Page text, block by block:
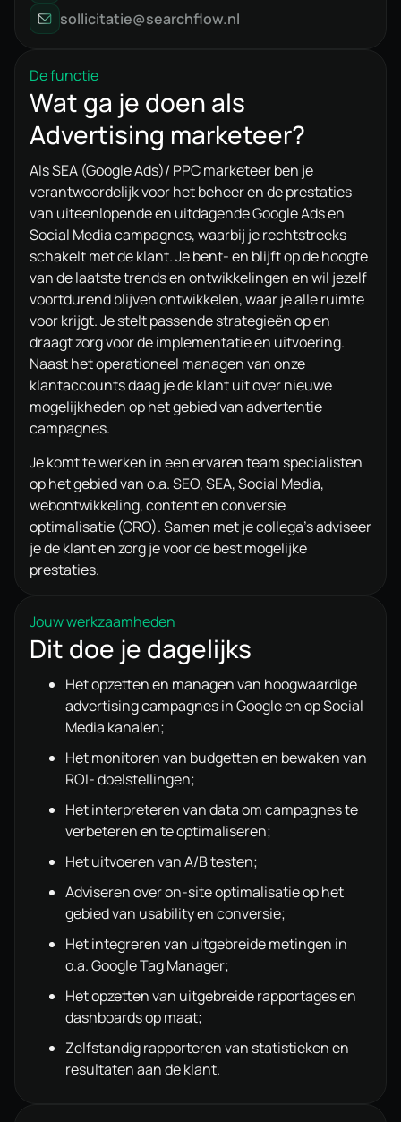
De functie
Wat ga je doen als
Advertising marketeer?
Als SEA (Google Ads)/ PPC marketeer ben je
verantwoordelijk voor het beheer en de prestaties
van uiteenlopende en uitdagende Google Ads en
Social Media campagnes, waarbij je rechtstreeks
schakelt met de klant. Je bent- en blijft op de hoogte
van de laatste trends en ontwikkelingen en wil jezelf
voortdurend blijven ontwikkelen, waar je alle ruimte
voor krijgt. Je stelt passende strategieën op en
draagt zorg voor de implementatie en uitvoering.
Naast het operationeel managen van onze
klantaccounts daag je de klant uit over nieuwe
mogelijkheden op het gebied van advertentie
campagnes.
Je komt te werken in een ervaren team specialisten
op het gebied van o.a. SEO, SEA, Social Media,
webontwikkeling, content en conversie
optimalisatie (CRO). Samen met je collega’s adviseer
je de klant en zorg je voor de best mogelijke
prestaties.
Jouw werkzaamheden
Dit doe je dagelijks
Het opzetten en managen van hoogwaardige
advertising campagnes in Google en op Social
Media kanalen;
Het monitoren van budgetten en bewaken van
ROI- doelstellingen;
Het interpreteren van data om campagnes te
verbeteren en te optimaliseren;
Het uitvoeren van A/B testen;
Adviseren over on-site optimalisatie op het
gebied van usability en conversie;
Het integreren van uitgebreide metingen in
o.a. Google Tag Manager;
Het opzetten van uitgebreide rapportages en
dashboards op maat;
Zelfstandig rapporteren van statistieken en
resultaten aan de klant.
sollicitatie@searchflow.nl